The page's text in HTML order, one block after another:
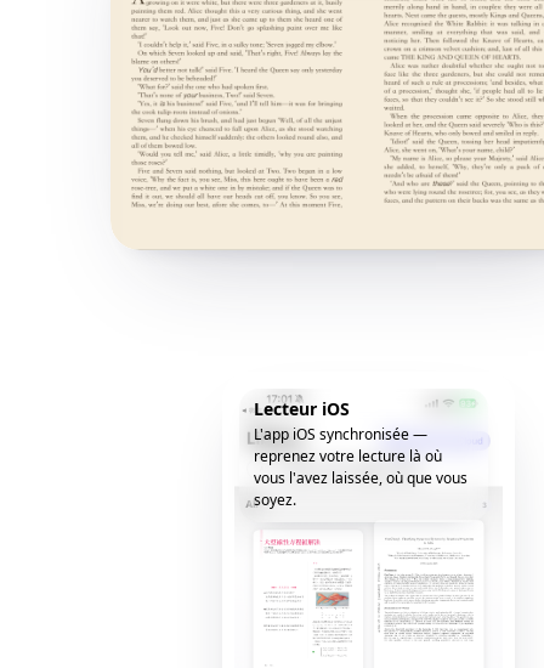
Lecteur iOS
L'app iOS synchronisée —
reprenez votre lecture là où
vous l'avez laissée, où que vous
soyez.